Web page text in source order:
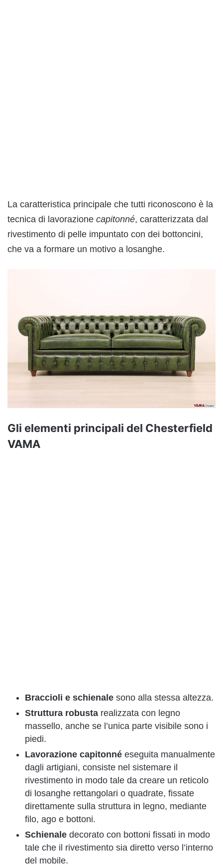
La caratteristica principale che tutti riconoscono è la
tecnica di lavorazione capitonné, caratterizzata dal
rivestimento di pelle impuntato con dei bottoncini,
che va a formare un motivo a losanghe.
Gli elementi principali del Chesterfield
VAMA
Braccioli e schienale sono alla stessa altezza.
Struttura robusta realizzata con legno
massello, anche se l’unica parte visibile sono i
piedi.
Lavorazione capitonné eseguita manualmente
dagli artigiani, consiste nel sistemare il
rivestimento in modo tale da creare un reticolo
di losanghe rettangolari o quadrate, fissate
direttamente sulla struttura in legno, mediante
filo, ago e bottoni.
Schienale decorato con bottoni fissati in modo
tale che il rivestimento sia diretto verso l’interno
del mobile.